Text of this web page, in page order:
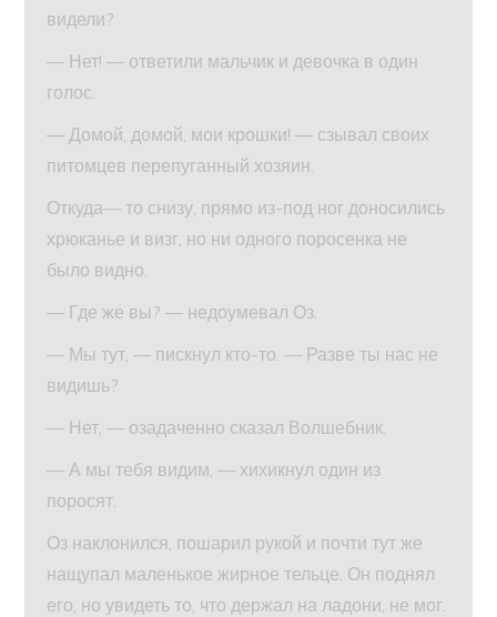
видели?
— Нет! — ответили мальчик и девочка в один
голос.
— Домой, домой, мои крошки! — сзывал своих
питомцев перепуганный хозяин.
Откуда— то снизу, прямо из-под ног доносились
хрюканье и визг, но ни одного поросенка не
было видно.
— Где же вы? — недоумевал Оз.
— Мы тут, — пискнул кто-то. — Разве ты нас не
видишь?
— Нет, — озадаченно сказал Волшебник.
— А мы тебя видим, — хихикнул один из
поросят.
Оз наклонился, пошарил рукой и почти тут же
нащупал маленькое жирное тельце. Он поднял
его, но увидеть то, что держал на ладони, не мог.